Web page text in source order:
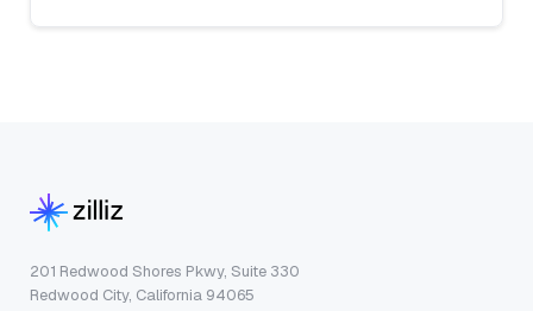
201 Redwood Shores Pkwy, Suite 330
Redwood City, California 94065